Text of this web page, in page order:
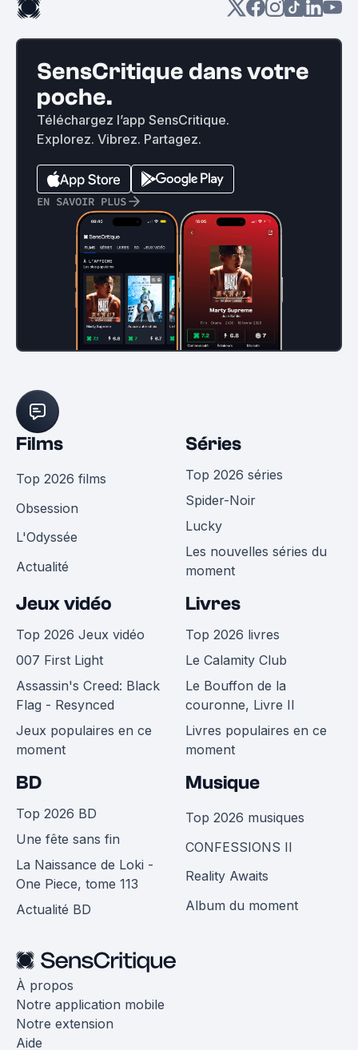
SensCritique dans votre
poche.
Téléchargez l’app SensCritique.
Explorez. Vibrez. Partagez.
EN SAVOIR PLUS
Films
Top 2026 films
Obsession
L'Odyssée
Actualité
Séries
Top 2026 séries
Spider-Noir
Lucky
Les nouvelles séries du
moment
Jeux vidéo
Top 2026 Jeux vidéo
007 First Light
Assassin's Creed: Black
Flag - Resynced
Jeux populaires en ce
moment
Livres
Top 2026 livres
Le Calamity Club
Le Bouffon de la
couronne, Livre II
Livres populaires en ce
moment
BD
Top 2026 BD
Une fête sans fin
La Naissance de Loki -
One Piece, tome 113
Actualité BD
Musique
Top 2026 musiques
CONFESSIONS II
Reality Awaits
Album du moment
À propos
Notre application mobile
Notre extension
Aide